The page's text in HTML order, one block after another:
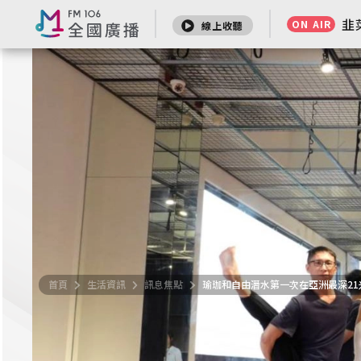
首頁 生活資訊 訊息焦點
線上收聽 ON AIR 韭
首頁 生活資訊 訊息焦點 瑜珈和自由潛水第一次在亞洲最深
線上收聽 ON AIR 韭